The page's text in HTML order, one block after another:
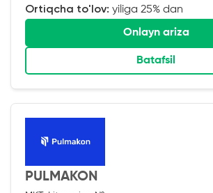
O‘zini o‘zi band qilganlar uchun onlayn
Ortiqcha to'lov: yiliga 25% dan
Onlayn ariza
Batafsil
PULMAKON